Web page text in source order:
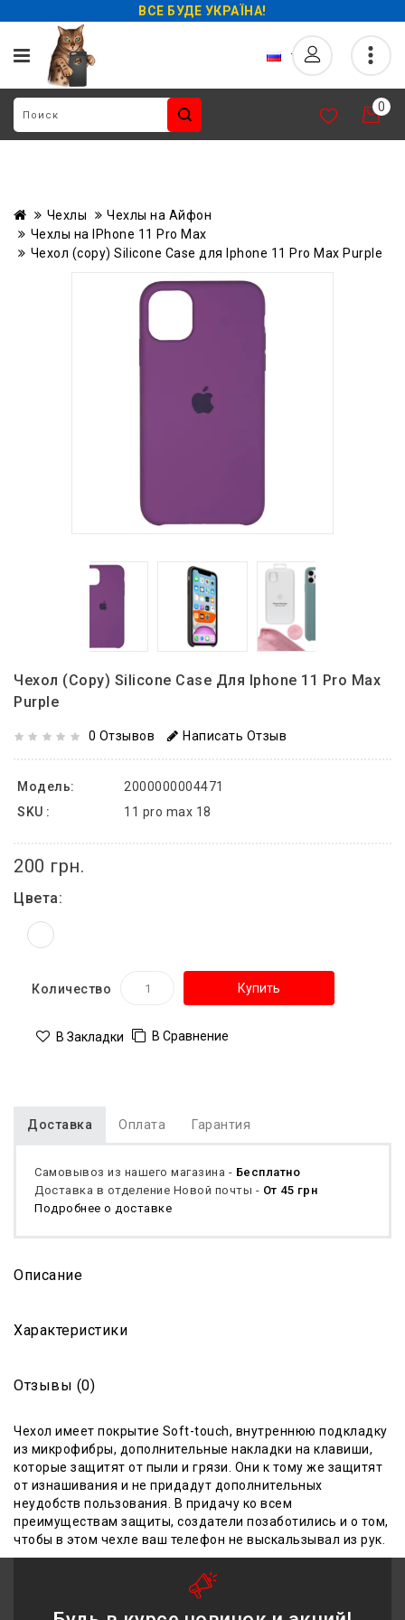
ВСЕ БУДЕ УКРАЇНА!
0
Чехлы
Чехлы на Айфон
Чехлы на IPhone 11 Pro Max
Чехол (copy) Silicone Case для Iphone 11 Pro Max Purple
Чехол (copy) Silicone Case Для Iphone 11 Pro Max
Purple
0 Отзывов Написать Отзыв
Модель:
2000000004471
SKU :
11 pro max 18
200 грн.
Цвета:
Количество Купить
В Закладки В Сравнение
Доставка Оплата Гарантия
Самовывоз из нашего магазина - Бесплатно
Доставка в отделение Новой почты - От 45 грн
Подробнее о доставке
Описание
Характеристики
Отзывы (0)
Чехол имеет покрытие Soft-touch, внутреннюю подкладку
из микрофибры, дополнительные накладки на клавиши,
которые защитят от пыли и грязи. Они к тому же защитят
от изнашивания и не придадут дополнительных
неудобств пользования. В придачу ко всем
преимуществам защиты, создатели позаботились и о том,
чтобы в этом чехле ваш телефон не выскальзывал из рук.